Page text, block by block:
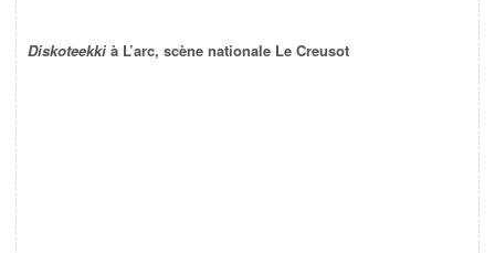
Diskoteekki à L’arc, scène nationale Le Creusot